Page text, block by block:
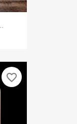
favorite_border